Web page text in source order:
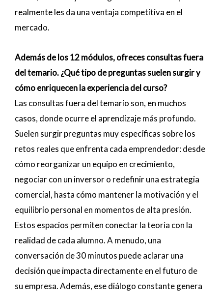
realmente les da una ventaja competitiva en el
mercado.
Además de los 12 módulos, ofreces consultas fuera
del temario. ¿Qué tipo de preguntas suelen surgir y
cómo enriquecen la experiencia del curso?
Las consultas fuera del temario son, en muchos
casos, donde ocurre el aprendizaje más profundo.
Suelen surgir preguntas muy específicas sobre los
retos reales que enfrenta cada emprendedor: desde
cómo reorganizar un equipo en crecimiento,
negociar con un inversor o redefinir una estrategia
comercial, hasta cómo mantener la motivación y el
equilibrio personal en momentos de alta presión.
Estos espacios permiten conectar la teoría con la
realidad de cada alumno. A menudo, una
conversación de 30 minutos puede aclarar una
decisión que impacta directamente en el futuro de
su empresa. Además, ese diálogo constante genera